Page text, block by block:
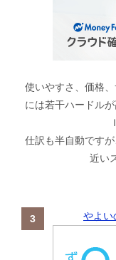
使いやすさ、価格
には若干ハードル
仕訳も半自動です
近い
やよい